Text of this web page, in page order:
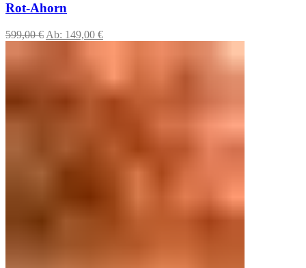
Rot-Ahorn
599,00€ Ab: 149,00 €